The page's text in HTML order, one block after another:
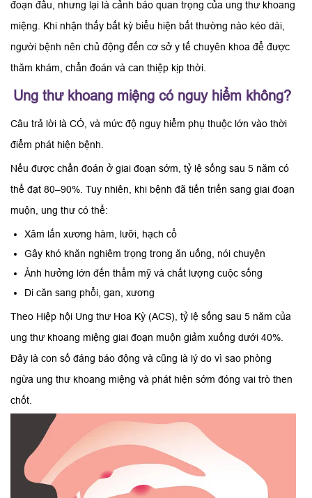
đoạn đầu, nhưng lại là cảnh báo quan trọng của ung thư khoang
miệng. Khi nhận thấy bất kỳ biểu hiện bất thường nào kéo dài,
người bệnh nên chủ động đến cơ sở y tế chuyên khoa để được
thăm khám, chẩn đoán và can thiệp kịp thời.
Ung thư khoang miệng có nguy hiểm không?
Câu trả lời là CÓ, và mức độ nguy hiểm phụ thuộc lớn vào thời
điểm phát hiện bệnh.
Nếu được chẩn đoán ở giai đoạn sớm, tỷ lệ sống sau 5 năm có
thể đạt 80–90%. Tuy nhiên, khi bệnh đã tiến triển sang giai đoạn
muộn, ung thư có thể:
Xâm lấn xương hàm, lưỡi, hạch cổ
Gây khó khăn nghiêm trọng trong ăn uống, nói chuyện
Ảnh hưởng lớn đến thẩm mỹ và chất lượng cuộc sống
Di căn sang phổi, gan, xương
Theo Hiệp hội Ung thư Hoa Kỳ (ACS), tỷ lệ sống sau 5 năm của
ung thư khoang miệng giai đoạn muộn giảm xuống dưới 40%.
Đây là con số đáng báo động và cũng là lý do vì sao phòng
ngừa ung thư khoang miệng và phát hiện sớm đóng vai trò then
chốt.